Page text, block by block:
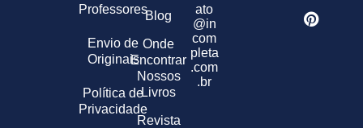
Professores
Envio de
Originais
Política de
Privacidade
Blog
Onde
Encontrar
Nossos
Livros
Revista
ato
@in
com
pleta
.com
.br